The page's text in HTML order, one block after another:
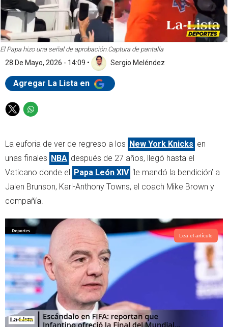
El Papa hizo una señal de aprobación.Captura de pantalla
28 De Mayo, 2026 - 14:09 • Sergio Meléndez
Agregar La Lista en
T
t
t
e
r
W
t
s
p
p
La euforia de ver de regreso a los New York Knicks en
unas finales NBA después de 27 años, llegó hasta el
Vaticano donde el
Papa León XIV ‘le mandó la bendición’ a
Jalen Brunson, Karl-Anthony Towns, el coach Mike Brown y
compañía.
Lea el artículo